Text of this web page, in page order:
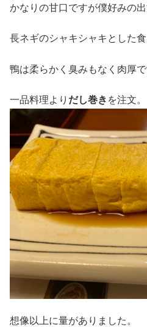
かなりの甘口ですが僕好みの出
長ネギのシャキシャキとした食
鴨は柔らかく臭みもなく肉厚で
一品料理より だし巻き を注文。
想像以上に量がありました。